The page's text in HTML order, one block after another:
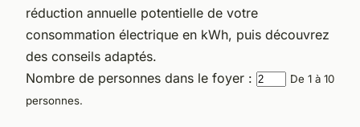
réduction annuelle potentielle de votre
consommation électrique en kWh, puis découvrez
des conseils adaptés.
Nombre de personnes dans le foyer :
De 1 à 10
personnes.